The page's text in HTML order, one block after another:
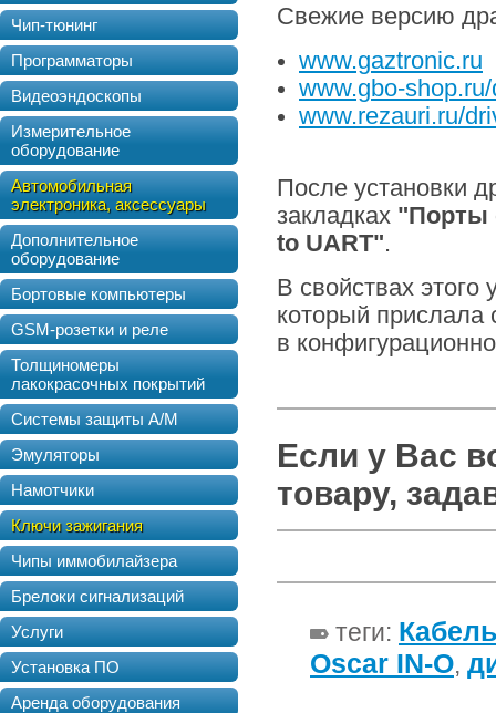
Чип-тюнинг
Программаторы
Видеоэндоскопы
Измерительное
оборудование
Автомобильная
электроника, аксессуары
Дополнительное
оборудование
Бортовые компьютеры
GSM-розетки и реле
Толщиномеры
лакокрасочных покрытий
Системы защиты А/М
Эмуляторы
Намотчики
Ключи зажигания
Чипы иммобилайзера
Брелоки сигнализаций
Услуги
Установка ПО
Аренда оборудования
Свежие версию
www.gaztronic.ru
www.gbo-
www.rezauri.ru/
После установки
закладках "Порты
to UART".
В свойствах этого
который прислала
в
Если у Вас
товару,
теги:
Oscar IN-O,